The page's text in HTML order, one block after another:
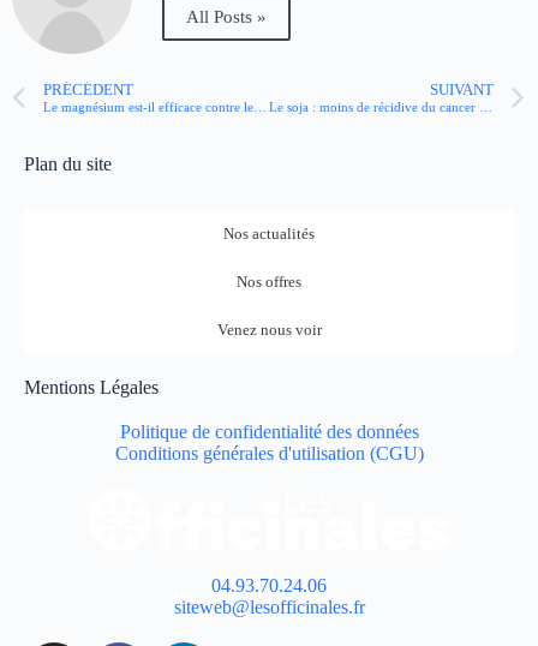
All Posts »
PRÉCÉDENT SUIVANT
Plan du site
Nos actualités
Nos offres
Venez nous voir
Mentions Légales
Politique de confidentialité des données
Conditions générales d'utilisation (CGU)
04.93.70.24.06
siteweb@lesofficinales.fr